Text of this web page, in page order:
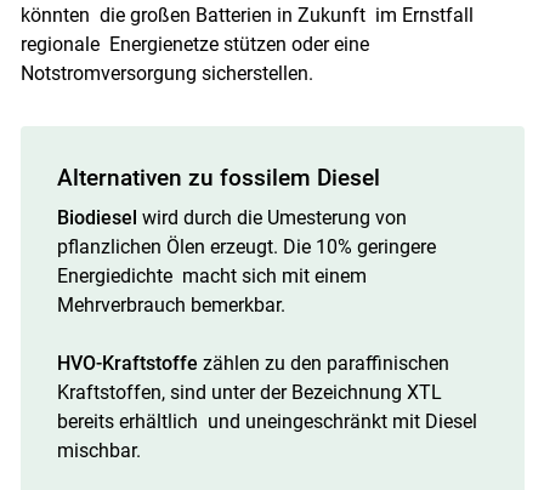
könnten die großen Batterien in Zukunft im Ernstfall
regionale Energienetze stützen oder eine
Notstromversorgung sicherstellen.
Alternativen zu fossilem Diesel
Biodiesel wird durch die Umesterung von
pflanzlichen Ölen erzeugt. Die 10% geringere
Energiedichte macht sich mit einem
Mehrverbrauch bemerkbar.
HVO-Kraftstoffe zählen zu den paraffinischen
Kraftstoffen, sind unter der Bezeichnung XTL
bereits erhältlich und uneingeschränkt mit Diesel
mischbar.